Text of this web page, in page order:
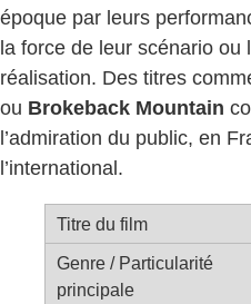
époque par leurs
la force de leur scénario
réalisation. Des titres
ou Brokeback Mountain
l’admiration du public, en
l’international.